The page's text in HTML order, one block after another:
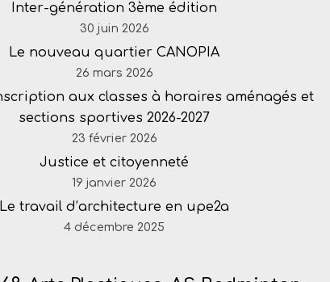
Inter-génération 3ème édition
30 juin 2026
Le nouveau quartier CANOPIA
26 mars 2026
aux classes à horaires aménagés et
sections sportives 2026-2027
23 février 2026
Justice et citoyenneté
19 janvier 2026
Le travail d’architecture en upe2a
4 décembre 2025